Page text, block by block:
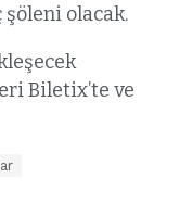
şöleni olacak.
Biletix’te ve